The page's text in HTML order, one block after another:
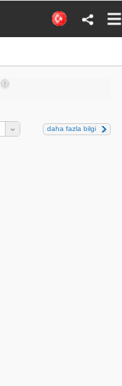
daha fazla bilgi